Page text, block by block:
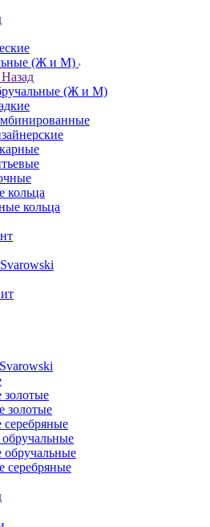
(Ж и М)
Назад
(Ж и М)
кольца
кольца
золотые
обручальные
серебряные